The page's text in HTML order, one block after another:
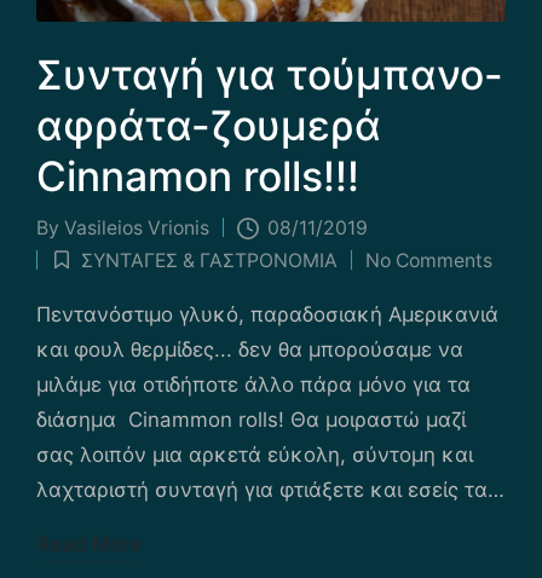
Συνταγή για τούμπανο-
αφράτα-ζουμερά
Cinnamon rolls!!!
Posted
by
By Vasileios Vrionis 08/11/2019
Posted
in
ΣΥΝΤΑΓΕΣ & ΓΑΣΤΡΟΝΟΜΙΑ No Comments
Πεντανόστιμο γλυκό, παραδοσιακή Αμερικανιά
και φουλ θερμίδες... δεν θα μπορούσαμε να
μιλάμε για οτιδήποτε άλλο πάρα μόνο για τα
διάσημα Cinammon rolls! Θα μοιραστώ μαζί
σας λοιπόν μια αρκετά εύκολη, σύντομη και
λαχταριστή συνταγή για φτιάξετε και εσείς τα…
Read More